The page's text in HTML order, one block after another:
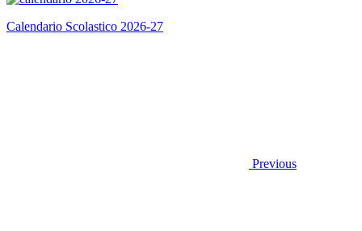
Calendario Scolastico 2026-27
Previous